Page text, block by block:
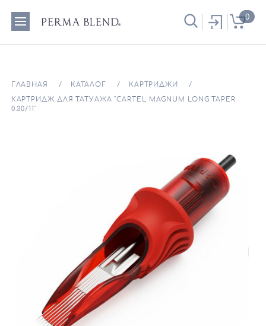
0
ГЛАВНАЯ КАТАЛОГ КАРТРИДЖИ
КАРТРИДЖ ДЛЯ ТАТУАЖА "CARTEL MAGNUM LONG TAPER
0.30/11"